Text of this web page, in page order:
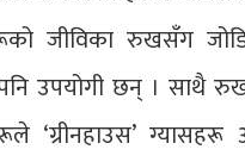
जीविका रुखसँग
पनि उपयोगी छन् । साथै
‘ग्रीनहाउस’